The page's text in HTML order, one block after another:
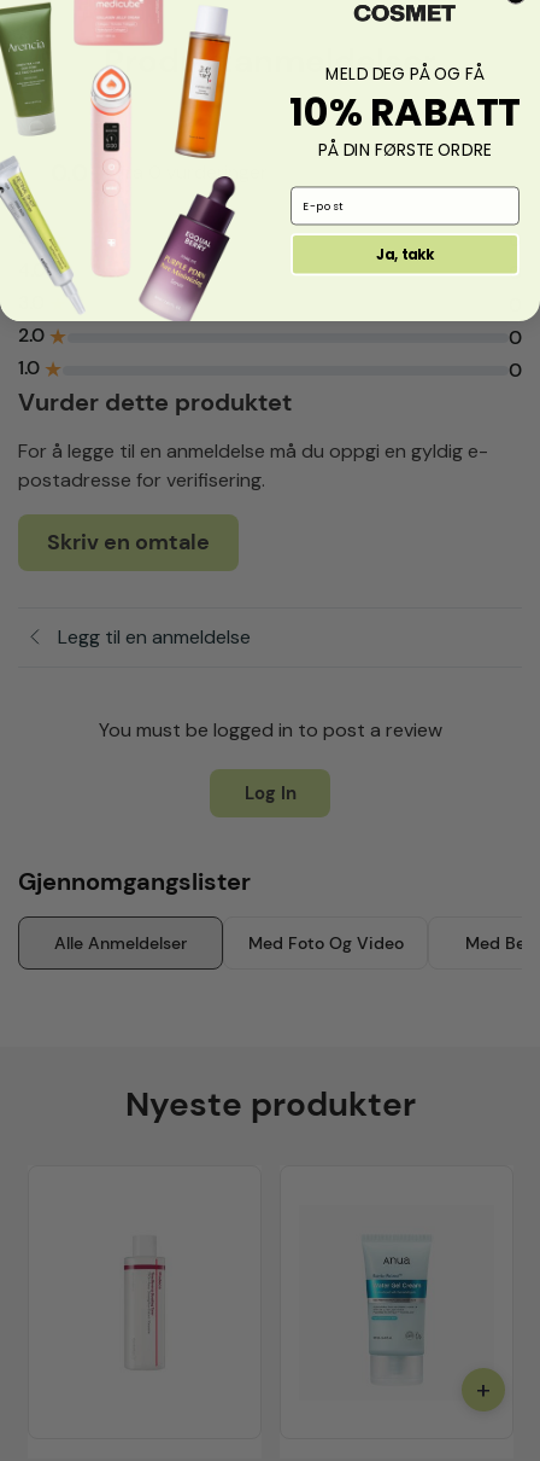
Produktanmeldelser
fra 0 vurderinger
5.0★
0
4.0★
0
★
2.0 ★
0
1.0 ★ 0
Vurder dette produktet
For å legge til en anmeldelse må du oppgi en gyldig e-
postadresse for verifisering.
Skriv en omtale
Legg til en anmeldelse
You must be logged in to post a review
Log In
Gjennomgangslister
Alle Anmeldelser Med Foto Og Video Med
Nyeste produkter
+
MELD DEG PÅ OG FÅ
10% RABATT
PÅ DIN FØRSTE ORDRE
Email Address
Ja, takk